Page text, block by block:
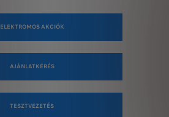
ELEKTROMOS AKCIÓK
AJÁNLATKÉRÉS
TESZTVEZETÉS